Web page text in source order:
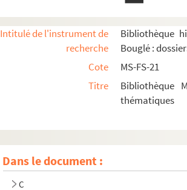
Intitulé de l'instrument de
recherche
Bibliothèque
Bouglé :
Cote
MS-FS-21
Titre
Bibliothèque
thématiques
Dans le document :
A
B
C